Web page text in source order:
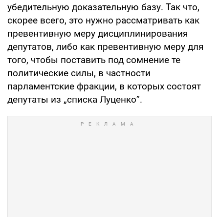
убедительную доказательную базу. Так что,
скорее всего, это нужно рассматривать как
превентивную меру дисциплинирования
депутатов, либо как превентивную меру для
того, чтобы поставить под сомнение те
политические силы, в частности
парламентские фракции, в которых состоят
депутаты из „списка Луценко”.